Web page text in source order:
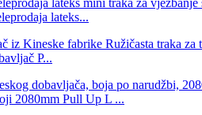
lateks...
P...
2080mm Pull Up L ...